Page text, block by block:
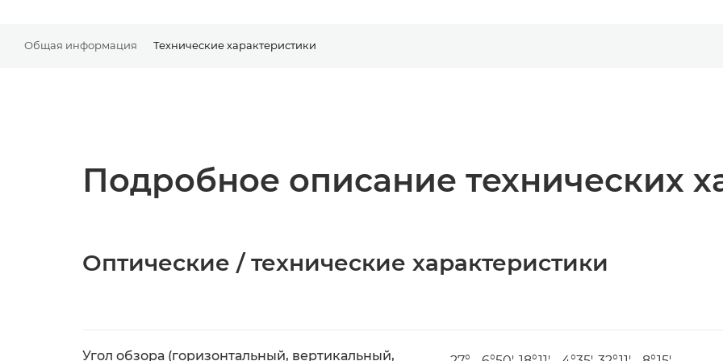
Общая информация Технические характеристики
Подробное описание технических
Оптические / технические характеристики
Угол обзора (горизонтальный, вертикальный,